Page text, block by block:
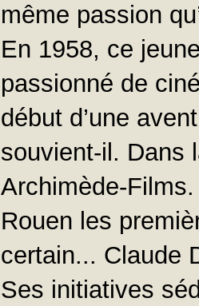
même passion
En 1958, ce
passionné de
début d’une
souvient-il. Dans
Archimède-
Rouen les
certain... Claude
Ses initiatives